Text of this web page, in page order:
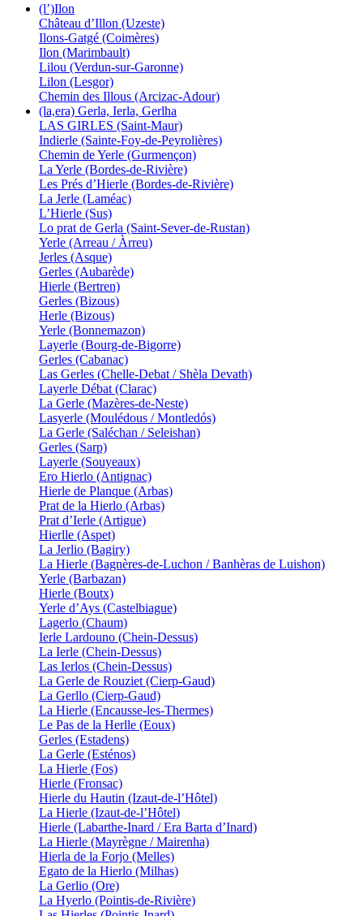
(l’)Ilon
Château d’Illon (Uzeste)
Ilons-Gatgé (Coimères)
Ilon (Marimbault)
Lilou (Verdun-sur-Garonne)
Lilon (Lesgor)
Chemin des Illous (Arcizac-Adour)
(la,era) Gerla, Ierla, Gerlha
LAS GIRLES (Saint-Maur)
Indierle (Sainte-Foy-de-Peyrolières)
Chemin de Yerle (Gurmençon)
La Yerle (Bordes-de-Rivière)
Les Prés d’Hierle (Bordes-de-Rivière)
La Jerle (Laméac)
L’Hierle (Sus)
Lo prat de Gerla (Saint-Sever-de-Rustan)
Yerle (Arreau / Àrreu)
Jerles (Asque)
Gerles (Aubarède)
Hierle (Bertren)
Gerles (Bizous)
Herle (Bizous)
Yerle (Bonnemazon)
Layerle (Bourg-de-Bigorre)
Gerles (Cabanac)
Las Gerles (Chelle-Debat / Shèla Devath)
Layerle Débat (Clarac)
La Gerle (Mazères-de-Neste)
Lasyerle (Moulédous / Montledós)
La Gerle (Saléchan / Seleishan)
Gerles (Sarp)
Layerle (Souyeaux)
Ero Hierlo (Antignac)
Hierle de Planque (Arbas)
Prat de la Hierlo (Arbas)
Prat d’Ierle (Artigue)
Hierlle (Aspet)
La Jerlio (Bagiry)
La Hierle (Bagnères-de-Luchon / Banhèras de Luishon)
Yerle (Barbazan)
Hierle (Boutx)
Yerle d’Ays (Castelbiague)
Lagerlo (Chaum)
Ierle Lardouno (Chein-Dessus)
La Ierle (Chein-Dessus)
Las Ierlos (Chein-Dessus)
La Gerle de Rouziet (Cierp-Gaud)
La Gerllo (Cierp-Gaud)
La Hierle (Encausse-les-Thermes)
Le Pas de la Herlle (Eoux)
Gerles (Estadens)
La Gerle (Esténos)
La Hierle (Fos)
Hierle (Fronsac)
Hierle du Hautin (Izaut-de-l’Hôtel)
La Hierle (Izaut-de-l’Hôtel)
Hierle (Labarthe-Inard / Era Barta d’Inard)
La Hierle (Mayrègne / Mairenha)
Hierla de la Forjo (Melles)
Egato de la Hierlo (Milhas)
La Gerlio (Ore)
La Hyerlo (Pointis-de-Rivière)